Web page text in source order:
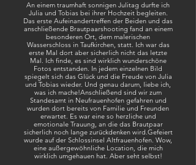
An einem traumhaft sonnigen Julitag durfte ich
Julia und Tobias bei ihrer Hochzeit begleiten.
Das erste Aufeinandertreffen der Beiden und das
anschließende Brautpaarshooting fand an einem
besonderen Ort, dem malerischen
Wasserschloss in Taufkirchen, statt. Ich war das
erste Mal dort aber sicherlich nicht das letzte
Mal. Ich finde, es sind wirklich wunderschöne
Fotos entstanden. In jedem einzelnen Bild
spiegelt sich das Glück und die Freude von Julia
und Tobias wieder. Und genau darum, liebe ich,
was ich mache!Anschließend sind wir zum
Standesamt in Neufrauenhofen gefahren und
wurden dort bereits von Familie und Freunden
erwartet. Es war eine so herzliche und
emotionale Trauung, an die das Brautpaar
sicherlich noch lange zurückdenken wird.Gefeiert
wurde auf der Schlossinsel Altfrauenhofen. Wow,
eine außergewöhnliche Location, die mich
wirklich umgehauen hat. Aber seht selbst!